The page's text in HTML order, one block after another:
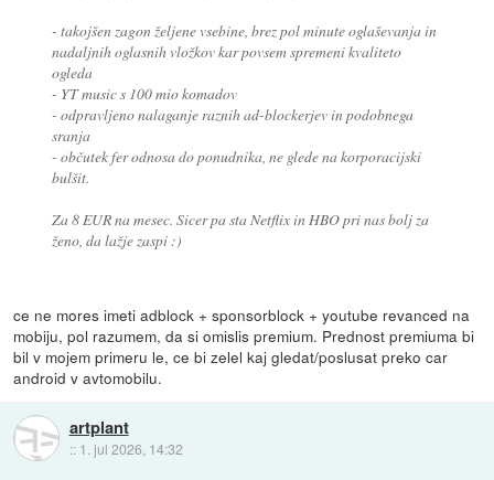
- takojšen zagon željene vsebine, brez pol minute oglaševanja in
nadaljnih oglasnih vložkov kar povsem spremeni kvaliteto
ogleda
- YT music s 100 mio komadov
- odpravljeno nalaganje raznih ad-blockerjev in podobnega
sranja
- občutek fer odnosa do ponudnika, ne glede na korporacijski
bulšit.
Za 8 EUR na mesec. Sicer pa sta Netflix in HBO pri nas bolj za
ženo, da lažje zaspi :)
ce ne mores imeti adblock + sponsorblock + youtube revanced na
mobiju, pol razumem, da si omislis premium. Prednost premiuma bi
bil v mojem primeru le, ce bi zelel kaj gledat/poslusat preko car
android v avtomobilu.
artplant
:: 1. jul 2026, 14:32